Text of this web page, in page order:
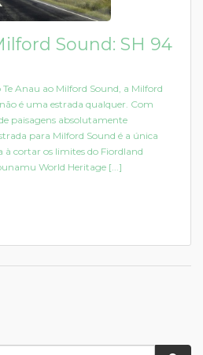
Sound: SH 94
Anau ao Milford Sound, a Milford
é uma estrada qualquer. Com
paisagens absolutamente
para Milford Sound é a única
cortar os limites do Fiordland
World Heritage [...]